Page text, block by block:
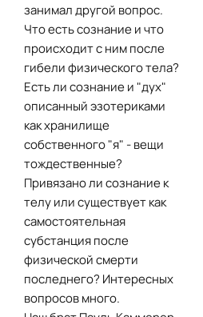
занимал другой вопрос.
Что есть сознание и что
происходит с ним после
гибели физического тела?
Есть ли сознание и "дух"
описанный эзотериками
как хранилище
собственного "я" - вещи
тождественные?
Привязано ли сознание к
телу или существует как
самостоятельная
субстанция после
физической смерти
последнего? Интересных
вопросов много.